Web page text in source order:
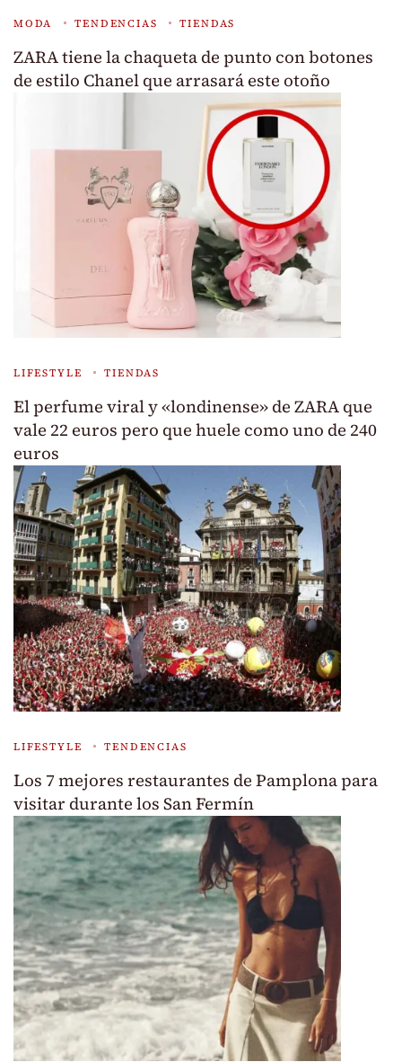
MODA TENDENCIAS TIENDAS
ZARA tiene la chaqueta de punto con botones
de estilo Chanel que arrasará este otoño
LIFESTYLE TIENDAS
El perfume viral y «londinense» de ZARA que
vale 22 euros pero que huele como uno de 240
euros
LIFESTYLE TENDENCIAS
Los 7 mejores restaurantes de Pamplona para
visitar durante los San Fermín